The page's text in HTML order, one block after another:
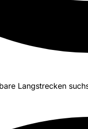
Langstrecken